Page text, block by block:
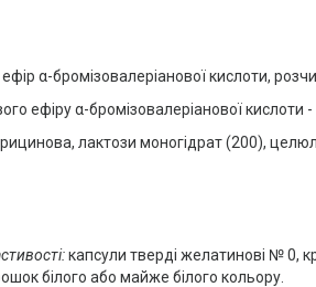
α-бромізовалеріанової кислоти,
ефіру α-бромізовалеріанової
рицинова, лактози моногідрат (200),
капсули тверді желатинові № 0,
білого або майже білого кольору.